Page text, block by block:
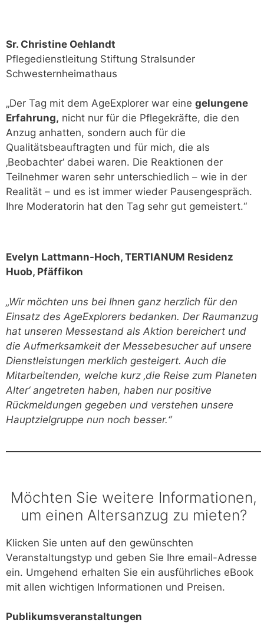
Sr. Christine Oehlandt
Pflegedienstleitung Stiftung Stralsunder
Schwesternheimathaus
„Der Tag mit dem AgeExplorer war eine gelungene
Erfahrung, nicht nur für die Pflegekräfte, die den
Anzug anhatten, sondern auch für die
Qualitätsbeauftragten und für mich, die als
‚Beobachter‘ dabei waren. Die Reaktionen der
Teilnehmer waren sehr unterschiedlich – wie in der
Realität – und es ist immer wieder Pausengespräch.
Ihre Moderatorin hat den Tag sehr gut gemeistert.“
Evelyn Lattmann-Hoch, TERTIANUM Residenz
Huob, Pfäffikon
„Wir möchten uns bei Ihnen ganz herzlich für den
Einsatz des AgeExplorers bedanken. Der Raumanzug
hat unseren Messestand als Aktion bereichert und
die Aufmerksamkeit der Messebesucher auf unsere
Dienstleistungen merklich gesteigert. Auch die
Mitarbeitenden, welche kurz ‚die Reise zum Planeten
Alter‘ angetreten haben, haben nur positive
Rückmeldungen gegeben und verstehen unsere
Hauptzielgruppe nun noch besser.“
Möchten Sie weitere Informationen,
um einen Altersanzug zu mieten?
Klicken Sie unten auf den gewünschten
Veranstaltungstyp und geben Sie Ihre email-Adresse
ein. Umgehend erhalten Sie ein ausführliches eBook
mit allen wichtigen Informationen und Preisen.
Publikumsveranstaltungen